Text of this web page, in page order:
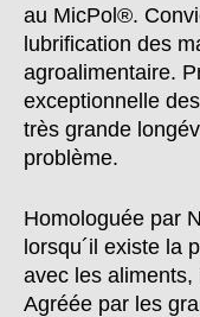
au MicPol®.
lubrification des
agroalimentaire.
exceptionnelle
très grande
problème.
Homologuée par
lorsqu´il existe la
avec les
Agréée par les